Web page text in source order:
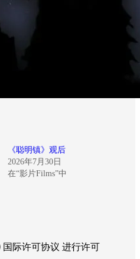
《聪明镇》观后
2026年7月30日
在“影片Films”中
际许可协议 进行许可